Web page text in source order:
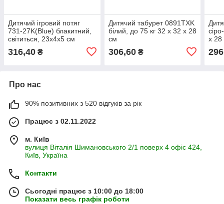
Дитячий ігровий потяг
731-27K(Blue) блакитний,
світиться, 23х4х5 см
316,40 ₴
Дитячий табурет 0891TXK
білий, до 75 кг 32 х 32 х 28
см
306,60₴
х 28
Про нас
90% позитивних з 520 відгуків за рік
Працює з 02.11.2022
м. Київ
вулиця Віталія Шимановського 2/1 поверх 4 офіс 424,
Київ, Україна
Контакти
Сьогодні працює з 10:00 до 18:00
Показати весь графік роботи